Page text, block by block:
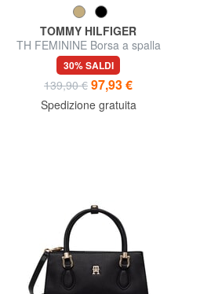
TOMMY HILFIGER
TH FEMININE Borsa a spalla
30% SALDI
139,90 € 97,93 €
Spedizione gratuita